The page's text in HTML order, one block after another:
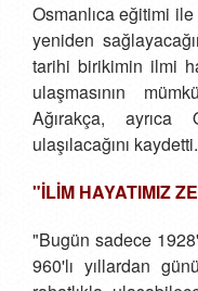
Osmanlıca eğitimi
yeniden
tarihi birikimin ilmi
ulaşmasının
Ağırakça, ayrıca
ulaşılacağını kaydetti.
"İLİM HAYATIMIZ
"Bugün sadece
960'lı yıllardan